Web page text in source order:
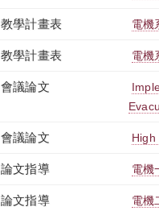
教學計畫表 電機
教學計畫表 電機
會議論文
會議論文 High
論文指導 電機
論文指導 電機